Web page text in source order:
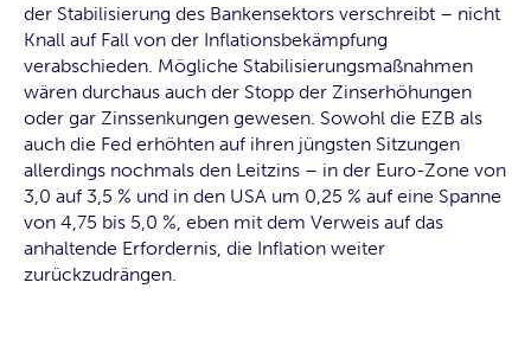
der Stabilisierung des Bankensektors verschreibt – nicht
Knall auf Fall von der Inflationsbekämpfung
verabschieden. Mögliche Stabilisierungsmaßnahmen
wären durchaus auch der Stopp der Zinserhöhungen
oder gar Zinssenkungen gewesen. Sowohl die EZB als
auch die Fed erhöhten auf ihren jüngsten Sitzungen
allerdings nochmals den Leitzins – in der Euro-Zone von
3,0 auf 3,5 % und in den USA um 0,25 % auf eine Spanne
von 4,75 bis 5,0 %, eben mit dem Verweis auf das
anhaltende Erfordernis, die Inflation weiter
zurückzudrängen.